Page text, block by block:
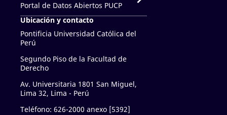
Portal de Datos Abiertos PUCP
Ubicación y contacto
Pontificia Universidad Católica del
Perú
Segundo Piso de la Facultad de
Derecho
Av. Universitaria 1801 San Miguel,
Lima 32, Lima - Perú
Teléfono: 626-2000 anexo [5392]